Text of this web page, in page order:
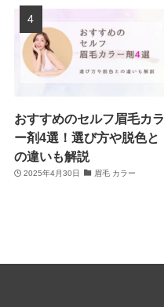
おすすめのセルフ眉毛カラ
ー剤4選！選び方や脱色と
の違いも解説
2025年4月30日 眉毛 カラー